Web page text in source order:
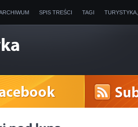
SPIS TREŚCI TAGI